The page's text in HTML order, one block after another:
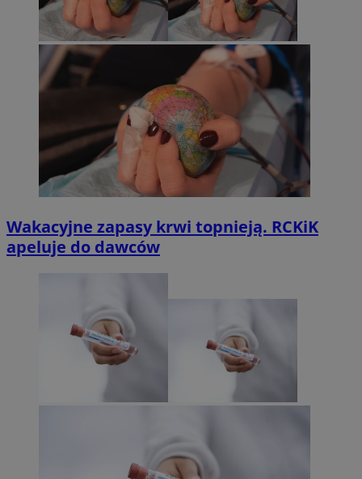
Wakacyjne zapasy krwi topnieją. RCKiK
apeluje do dawców